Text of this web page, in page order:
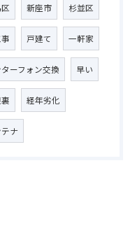
新座市 杉並区
戸建て 一軒家
ーフォン交換 早い
経年劣化
ナ